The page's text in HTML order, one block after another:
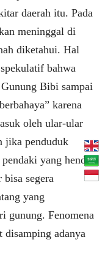
daerah itu. Pada
meninggal di
diketahui. Hal
bahwa
Bibi sampai
karena
oleh ular-ular
jika penduduk
yang hendak
segera
yang
gunung. Fenomena
disamping adanya